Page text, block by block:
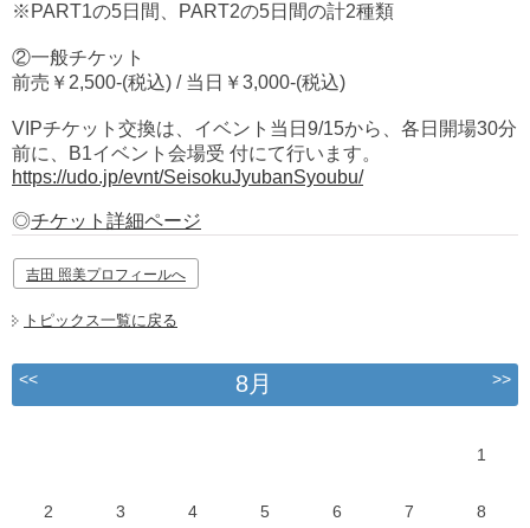
※PART1の5日間、PART2の5日間の計2種類
②一般チケット
前売￥2,500-(税込) / 当日￥3,000-(税込)
VIPチケット交換は、イベント当日9/15から、各日開場30分
前に、B1イベント会場受 付にて行います。
https://udo.jp/evnt/SeisokuJyubanSyoubu/
◎チケット詳細ページ
吉田 照美プロフィールへ
トピックス一覧に戻る
<< 8月 >>
1
2 3 4 5 6 7 8